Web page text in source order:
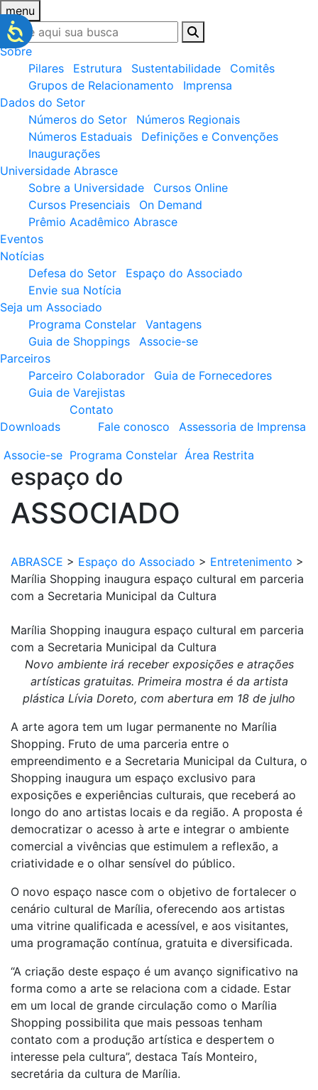
menu
Sobre
Pilares
Estrutura Sustentabilidade
Comitês
Grupos de Relacionamento
Imprensa
Dados do Setor
Números do Setor
Números Regionais
Números Estaduais
Definições e Convenções
Inaugurações
Universidade Abrasce
Sobre a Universidade
Cursos Online
Cursos Presenciais
On Demand
Prêmio Acadêmico Abrasce
Eventos
Notícias
Defesa do Setor
Espaço do Associado
Envie sua Notícia
Seja um Associado
Programa Constelar
Vantagens
Guia de Shoppings
Associe-se
Parceiros
Parceiro Colaborador
Guia de Fornecedores
Guia de Varejistas
Downloads
Contato
Fale conosco
Assessoria de Imprensa
Associe-se Programa Constelar Área Restrita
espaço do
ASSOCIADO
ABRASCE > Espaço do Associado > Entretenimento >
Marília Shopping inaugura espaço cultural em parceria
com a Secretaria Municipal da Cultura
Marília Shopping inaugura espaço cultural em parceria
com a Secretaria Municipal da Cultura
Novo ambiente irá receber exposições e atrações
artísticas gratuitas. Primeira mostra é da artista
plástica Lívia Doreto, com abertura em 18 de julho
A arte agora tem um lugar permanente no Marília
Shopping. Fruto de uma parceria entre o
empreendimento e a Secretaria Municipal da Cultura, o
Shopping inaugura um espaço exclusivo para
exposições e experiências culturais, que receberá ao
longo do ano artistas locais e da região. A proposta é
democratizar o acesso à arte e integrar o ambiente
comercial a vivências que estimulem a reflexão, a
criatividade e o olhar sensível do público.
O novo espaço nasce com o objetivo de fortalecer o
cenário cultural de Marília, oferecendo aos artistas
uma vitrine qualificada e acessível, e aos visitantes,
uma programação contínua, gratuita e diversificada.
“A criação deste espaço é um avanço significativo na
forma como a arte se relaciona com a cidade. Estar
em um local de grande circulação como o Marília
Shopping possibilita que mais pessoas tenham
contato com a produção artística e despertem o
interesse pela cultura”, destaca Taís Monteiro,
secretária da cultura de Marília.